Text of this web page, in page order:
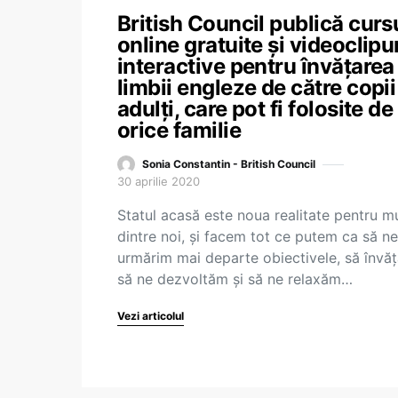
British Council publică
online gratuite și
interactive pentru învățarea
limbii engleze de către
adulți, care pot fi folosite de
orice familie
Sonia Constantin - British Council
30 aprilie 2020
Statul acasă este noua realitate pentru
dintre noi, și facem tot ce putem ca să ne
urmărim mai departe obiectivele, să
să ne dezvoltăm și să ne relaxăm…
Vezi articolul